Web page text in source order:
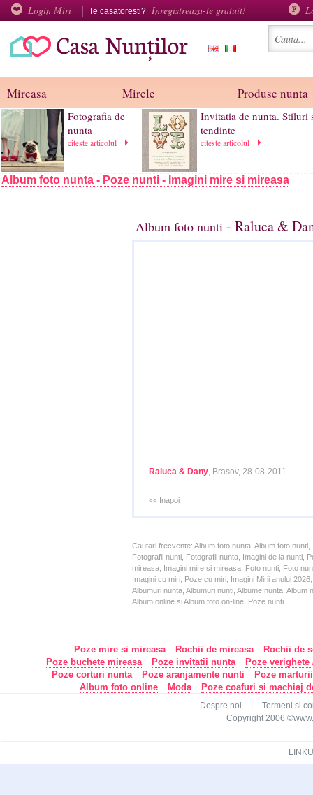
Login Miri Te casatoresti? Inregistreaza-te gratuit!
Mireasa Mirele Produse nunta
Fotografia de
nunta
citeste articolul
Invitatia de nunta. Stiluri
tendinte
citeste articolul
Album foto nunta - Poze nunti - Imagini mire si mireasa
Album foto nunti - Raluca &
Raluca & Dany, Brasov, 28-08-2011
<< Inapoi
Cautari frecvente: Album foto nunta, Album foto
Fotografii nunti, Fotografii nunta, Imagini de la nunti,
mireasa, Imagini mire si mireasa, Foto nunti, Foto
Imagini cu miri, Poze cu miri, Imagini Mirii anului
Albumuri nunta, Albumuri nunti, Albume nunta,
Album online si Album foto on-line, Poze nunti.
Poze mire si mireasa Rochii de mireasa
Rochii de
Poze buchete mireasa
Poze invitatii nunta
Poze
Poze corturi nunta
Poze aranjamente nunti
Poze
Album foto online
Moda Poze coafuri si machiaj
Despre noi
Termeni si
Copyright 2006